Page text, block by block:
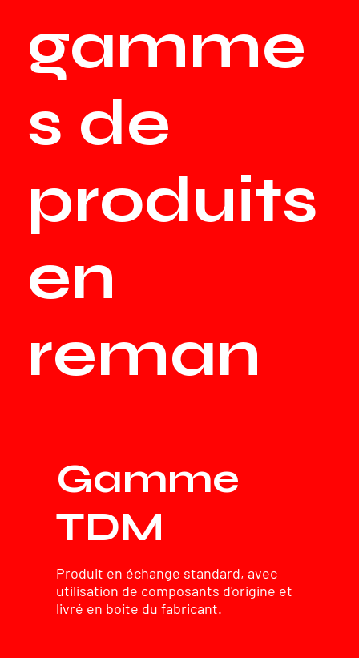
gamme
s de
produits
en
reman
Gamme
TDM
Produit en échange standard, avec
utilisation de composants d'origine et
livré en boite du fabricant.